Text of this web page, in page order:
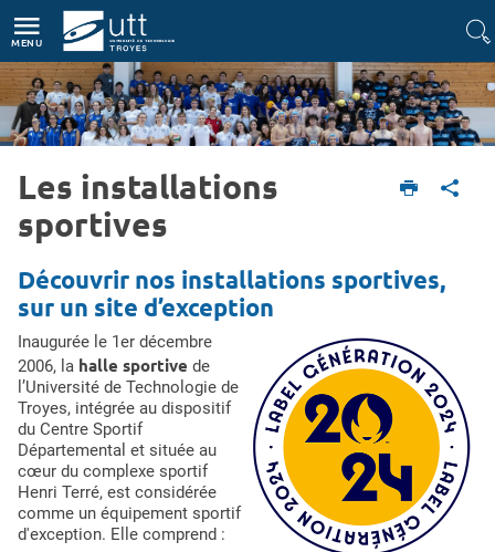
MENU
Etudiant Vie du campus
Le sport à l'UTT
Les installations sportives
Les installations
sportives
Découvrir nos installations sportives,
sur un site d’exception
Inaugurée le 1er décembre
2006, la halle sportive de
l’Université de Technologie de
Troyes, intégrée au dispositif
du Centre Sportif
Départemental et située au
cœur du complexe sportif
Henri Terré, est considérée
comme un équipement sportif
d'exception. Elle comprend :